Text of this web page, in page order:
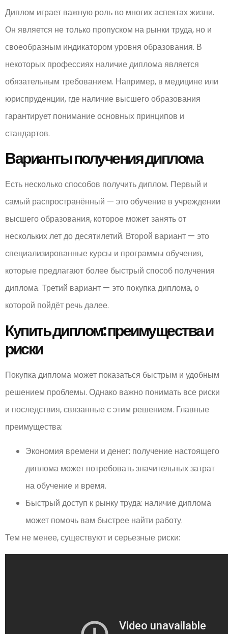
Диплом играет важную роль во многих аспектах жизни.
Он является не только пропуском на рынки труда, но и
своеобразным индикатором уровня образования. В
некоторых профессиях наличие диплома является
обязательным требованием. Например, в медицине или
юриспруденции, где наличие высшего образования
гарантирует понимание основных принципов и
стандартов.
Варианты получения диплома
Есть несколько способов получить диплом. Первый и
самый распространённый — это обучение в учреждении
высшего образования, которое может занять от
нескольких лет до десятилетий. Второй вариант — это
специализированные курсы и программы обучения,
которые предлагают более быстрый способ получения
диплома. Третий вариант — это покупка диплома, о
которой пойдёт речь далее.
Купить диплом: преимущества и
риски
Покупка диплома может показаться быстрым и удобным
решением проблемы. Однако важно понимать все риски
и последствия, связанные с этим решением. Главные
преимущества:
Экономия времени и денег: получение настоящего
диплома может потребовать значительных затрат
на обучение и время.
Быстрый доступ к рынку труда: наличие диплома
может помочь вам быстрее найти работу.
Тем не менее, существуют и серьезные риски: